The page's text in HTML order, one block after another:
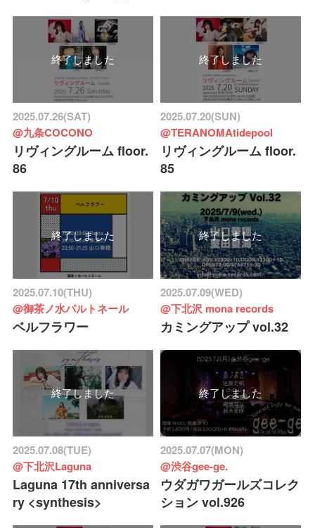
終了しました
2025.07.26(SAT)
@九条COCONO
リヴィングルーム floor.
86
終了しました
2025.07.20(SUN)
@TERANOMAtidepool
リヴィングルーム floor.
85
終了しました
2025.07.10(THU)
@御茶ノ水パルトネール
ベルフラワー
終了しました
2025.07.09(WED)
@下北沢 mona records
カミングアップ vol.32
終了しました
2025.07.08(TUE)
@下北沢Laguna
Laguna 17th anniversa
ry <synthesis>
終了しました
2025.07.07(MON)
@渋谷gee-ge.
ウダガワガールズコレク
ション vol.926